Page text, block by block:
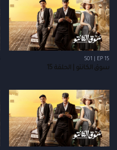
S01 | EP 15
سوق الكانتو | الحلقة 15